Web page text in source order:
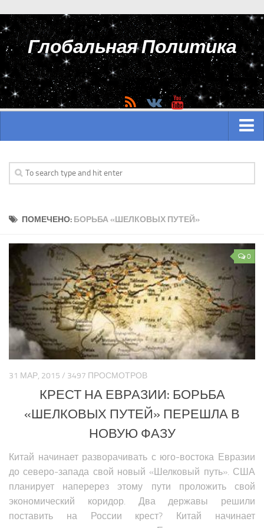
Глобальная Политика
АЗИЯ
Вооружение Азии
Политика Азии
Религия Азии
Экономика Азии
Медицина Азии
Наука Азии
БЛИЖНИЙ ВОСТОК
Анализ событий на Ближнем Востоке
Вооружение Ближнего Востока
История Ближнего Востока
Политика Ближнего Востока
ПОМЕЧЕНО: БОРЬБА «ШЕЛКОВЫХ ПУТЕЙ»
0
31 МАР, 2015 / 3497 ПРОСМОТРОВ
КРЕСТ НА ЕВРАЗИИ: БОРЬБА
«ШЕЛКОВЫХ ПУТЕЙ» ПЕРЕШЛА В
НОВУЮ ФАЗУ
Китай начинает разворачивать с юго-востока Евразии
до северо-запада свой новый «Шелковый путь». США
планирует наперерез этому пути проложить свой
экономический коридор. Два державы решили
поставить на России крест? Китай начинает